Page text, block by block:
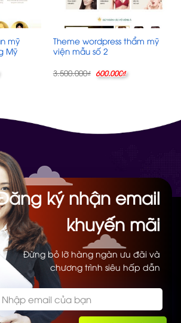
mỹ
Mỹ
Theme wordpress thẩm mỹ
viện mẫu số 2
3.500.000₫ Giá
gốc
600.000₫Giá
hiện
ký nhận email
khuyến mãi
Đừng bỏ lỡ hàng ngàn ưu đãi và
chương trình siêu hấp dẫn